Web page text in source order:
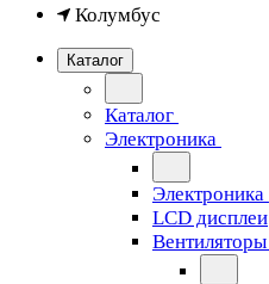
Колумбус
Каталог
Каталог
Электроника
Электроника
LCD дисплеи
Вентиляторы